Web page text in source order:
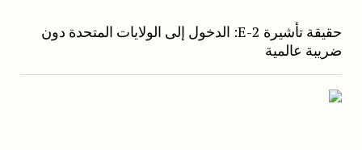
حقيقة تأشيرة E-2: الدخول إلى الولايات المتحدة دون
ضريبة عالمية